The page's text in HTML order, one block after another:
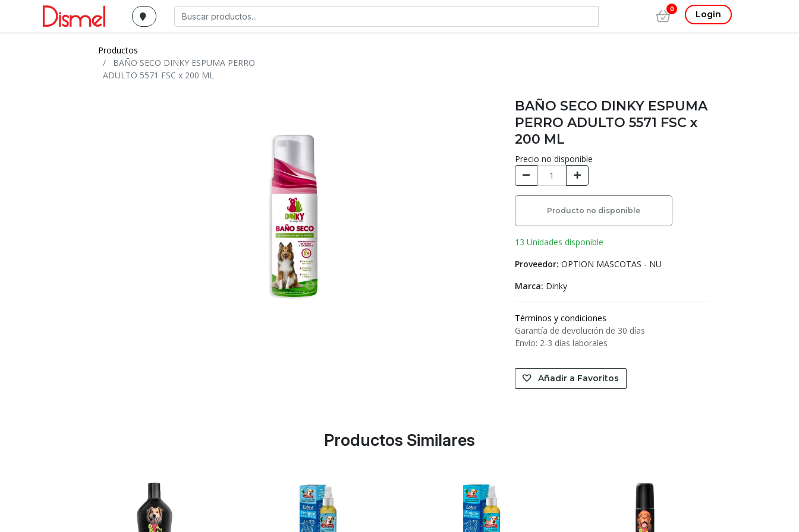
0 Login
Productos
BAÑO SECO DINKY ESPUMA PERRO
ADULTO 5571 FSC x 200 ML
BAÑO SECO DINKY ESPUMA
PERRO ADULTO 5571 FSC x
200 ML
Precio no disponible
Producto no disponible
13 Unidades disponible
Proveedor: OPTION MASCOTAS - NU
Marca: Dinky
Términos y condiciones
Garantía de devolución de 30 días
Envío: 2-3 días laborales
Añadir a Favoritos
Productos Similares